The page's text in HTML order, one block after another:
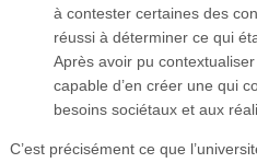
à contester certaines des
réussi à déterminer ce qui
Après avoir pu
capable d’en créer une qui
besoins sociétaux et aux
C’est précisément ce que